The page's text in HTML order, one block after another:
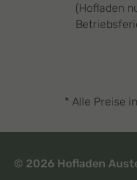
(Hofladen
* Alle Preise
© 2026 Hofladen